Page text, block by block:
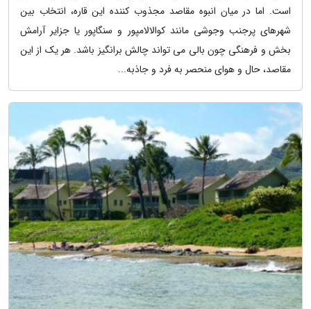
است. اما در میان انبوه مقاصد مجذوب کننده این قاره، انتخاب بین
شهرهای پرجنب وجوشی مانند کوالالامپور و سنگاپور یا جزایر آرامش
بخش و فرهنگی چون بالی می تواند چالش برانگیز باشد. هر یک از این
مقاصد، حال و هوای منحصر به فرد و جاذبه...